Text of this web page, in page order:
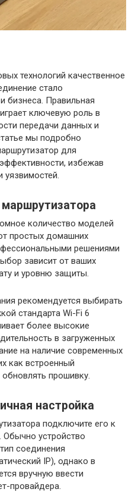
технологий качественное
стало
бизнеса. Правильная
ключевую роль в
передачи данных и
мы подробно
для
избежав
уязвимостей.
количество моделей
простых домашних
решениями
зависит от ваших
и уровню защиты.
рекомендуется выбирать
стандарта Wi-Fi 6
более высокие
в загруженных
на наличие современных
как встроенный
прошивку.
настройка
подключите его к
Обычно устройство
соединения
IP), однако в
вручную ввести
провайдера.